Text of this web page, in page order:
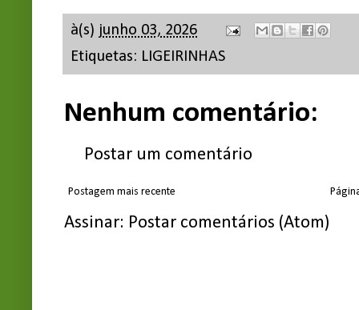
à(s) junho 03, 2026
Etiquetas: LIGEIRINHAS
Nenhum comentário:
Postar um comentário
Postagem mais recente
Assinar: Postar comentários (Atom)